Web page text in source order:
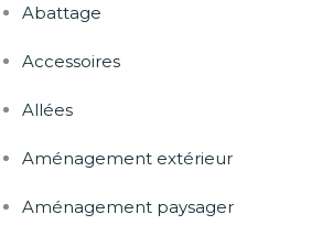
Abattage
Accessoires
Allées
Aménagement extérieur
Aménagement paysager